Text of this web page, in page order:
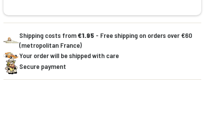
Shipping costs from€1.95 - Free shipping on orders over €60
(metropolitan France)
Your order will be shipped with care
Secure payment